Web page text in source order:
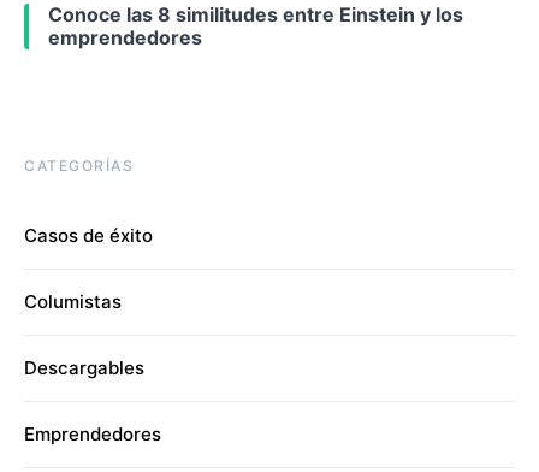
Conoce las 8 similitudes entre Einstein y los
emprendedores
CATEGORÍAS
Casos de éxito
Columistas
Descargables
Emprendedores